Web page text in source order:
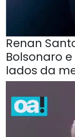
Renan
Bolsonaro
lados da